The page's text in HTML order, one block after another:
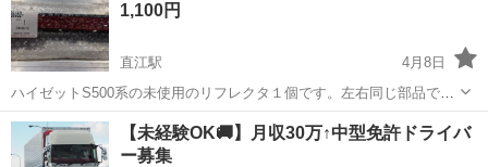
1,100円
直江駅
4月8日
ハイゼットS500系の未使用のリフレクタ１個です。左右同じ部品で
す。 出雲市斐川町内での手渡し希望。
島根 出雲市 直江駅 外装、車外用品 リフレクター
【未経験OK🚚】月収30万↑中型免許ドライバ
ー募集